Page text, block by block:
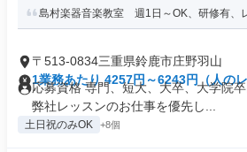
島村楽器音楽教室 週1日～OK、研修有、
〒513-0834三重県鈴鹿市庄野羽山
1業務あたり 4257円～6243円（人の
ン 180分）
応募資格 専門、短大、大卒、大学院
弊社レッスンのお仕事を優先し...
土日祝のみOK +8個